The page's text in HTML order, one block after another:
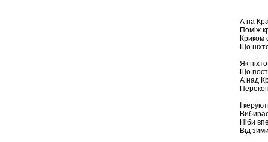
А на
Поміж
Криком
Що
Як
Що
А над
І
Ніби
Від